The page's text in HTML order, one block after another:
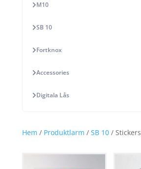
M10
SB 10
Fortknox
Accessories
Digitala Lås
Hem / Produktlarm / SB 10/ Stickers